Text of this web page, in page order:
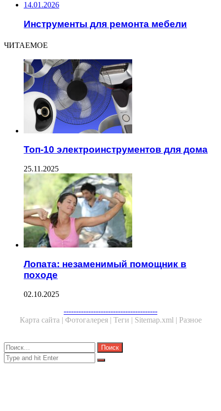
14.01.2026
Инструменты для ремонта мебели
ЧИТАЕМОЕ
Топ-10 электроинструментов для дома
25.11.2025
Лопата: незаменимый помощник в
походе
02.10.2025
--------------------------------------
Карта сайта | Фотогалерея | Теги | Sitemap.xml | Разное
Close
Найти:
Close
Search